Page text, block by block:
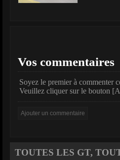
Vos commentaires
Soyez le premier à commenter
Veuillez cliquer sur le bouton
TOUTES LES GT,